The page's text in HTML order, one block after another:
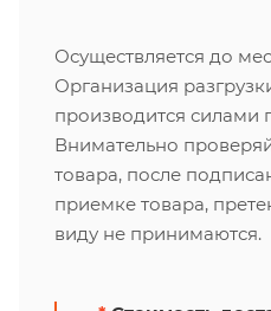
Осуществляется до
Организация
производится силами
Внимательно
товара, после
приемке товара,
виду не принимаются.